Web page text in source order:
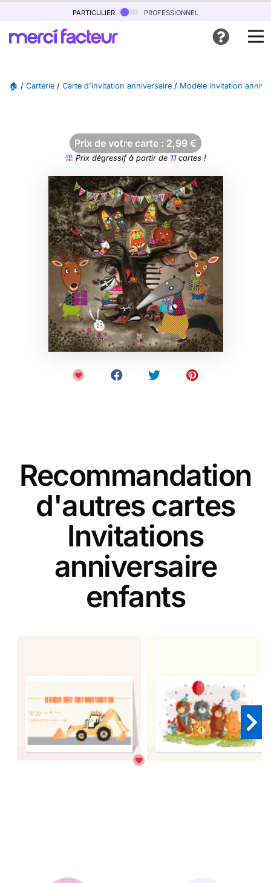
particulier professionnel
🏠 / Carterie / Carte d'invitation anniversaire / Modèle invitation
Prix de votre carte : 2,99 €
Prix dégressif à partir de 11cartes !
Recommandation
d'autres cartes
Invitations
anniversaire
enfants